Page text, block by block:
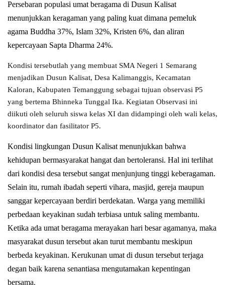
Persebaran populasi umat beragama di Dusun Kalisat
menunjukkan keragaman yang paling kuat dimana pemeluk
agama Buddha 37%, Islam 32%, Kristen 6%, dan aliran
kepercayaan Sapta Dharma 24%.
Kondisi tersebutlah yang membuat SMA Negeri 1 Semarang
menjadikan Dusun Kalisat, Desa Kalimanggis, Kecamatan
Kaloran, Kabupaten Temanggung sebagai tujuan observasi P5
yang bertema Bhinneka Tunggal Ika. Kegiatan Observasi ini
diikuti oleh seluruh siswa kelas XI dan didampingi oleh wali kelas,
koordinator dan fasilitator P5.
Kondisi lingkungan Dusun Kalisat menunjukkan bahwa
kehidupan bermasyarakat hangat dan bertoleransi. Hal ini terlihat
dari kondisi desa tersebut sangat menjunjung tinggi keberagaman.
Selain itu, rumah ibadah seperti vihara, masjid, gereja maupun
sanggar kepercayaan berdiri berdekatan. Warga yang memiliki
perbedaan keyakinan sudah terbiasa untuk saling membantu.
Ketika ada umat beragama merayakan hari besar agamanya, maka
masyarakat dusun tersebut akan turut membantu meskipun
berbeda keyakinan. Kerukunan umat di dusun tersebut terjaga
degan baik karena senantiasa mengutamakan kepentingan
bersama.